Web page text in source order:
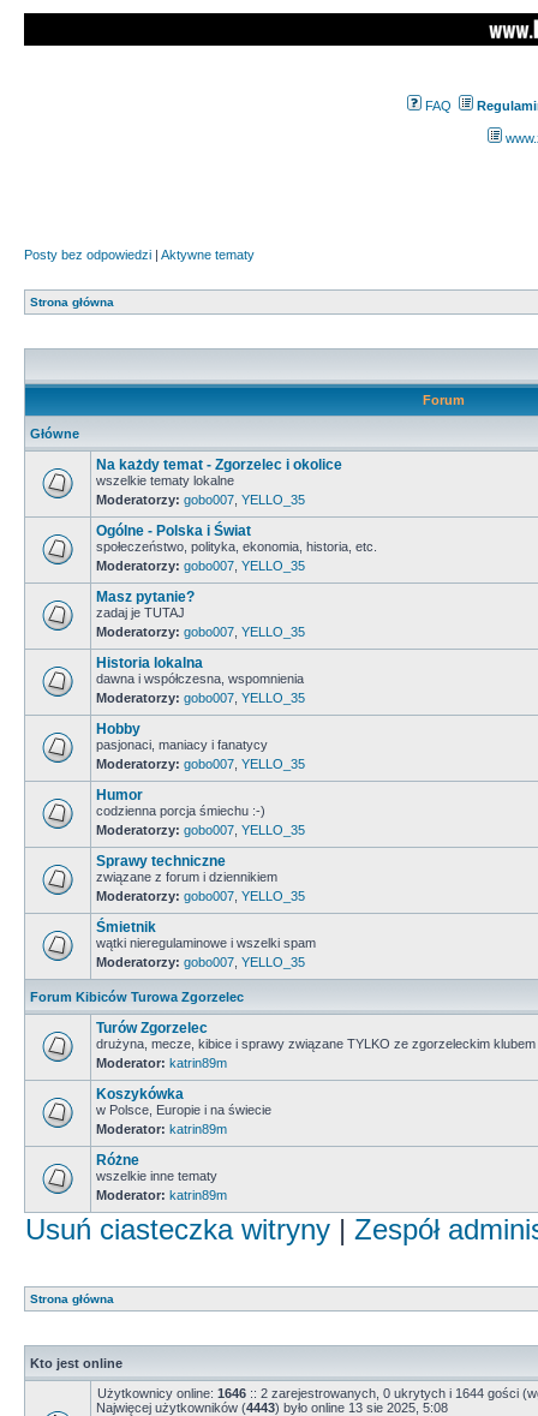
FAQ
Posty bez odpowiedzi | Aktywne tematy
Strona główna
Forum
Główne
Na każdy temat - Zgorzelec i okolice
wszelkie tematy lokalne
Moderatorzy: gobo007 YELLO_35
Ogólne - Polska i Świat
społeczeństwo, polityka, ekonomia, historia, etc.
Moderatorzy: gobo007 YELLO_35
Masz pytanie?
zadaj je TUTAJ
Moderatorzy: gobo007 YELLO_35
Historia lokalna
dawna i współczesna, wspomnienia
Moderatorzy: gobo007 YELLO_35
Hobby
pasjonaci, maniacy i fanatycy
Moderatorzy: gobo007 YELLO_35
Humor
codzienna porcja śmiechu :-)
Moderatorzy: gobo007 YELLO_35
Sprawy techniczne
związane z forum i dziennikiem
Moderatorzy: gobo007 YELLO_35
Śmietnik
wątki nieregulaminowe i wszelki spam
Moderatorzy: gobo007 YELLO_35
Forum Kibiców Turowa Zgorzelec
Turów Zgorzelec
drużyna, mecze, kibice i sprawy związane TYLKO ze zgorzeleckim klubem
Moderator: katrin89m
Koszykówka
w Polsce, Europie i na świecie
Moderator: katrin89m
Różne
wszelkie inne tematy
Moderator: katrin89m
Usuń ciasteczka witryny | Zespół
Strona główna
Kto jest online
Użytkownicy online: 1646 :: 2 zarejestrowanych, 0 ukrytych i 1644 gości
Najwięcej użytkowników (4443) było online 13 sie 2025, 5:08